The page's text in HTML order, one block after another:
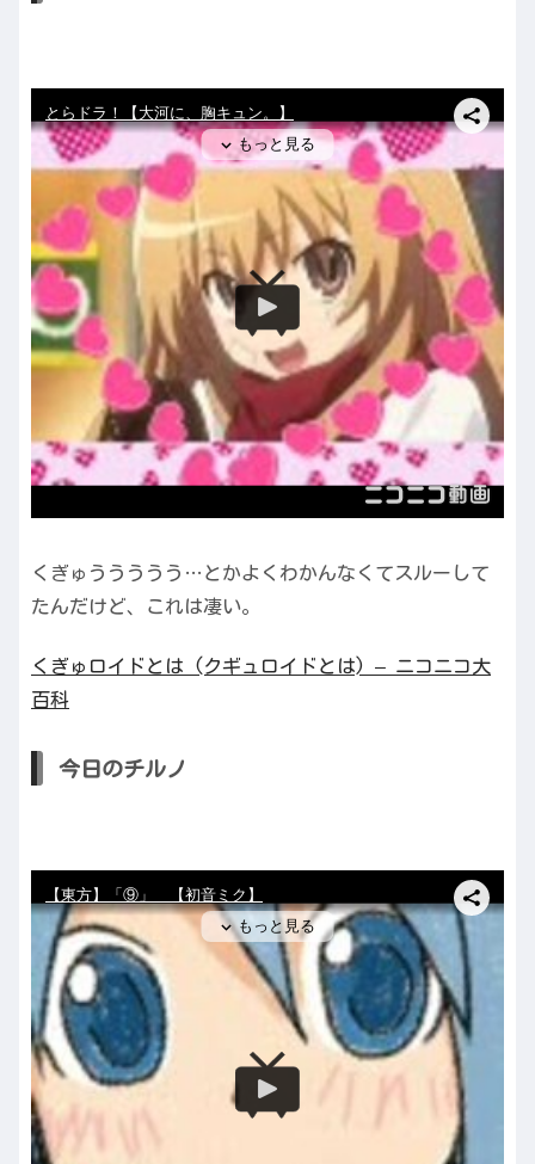
くぎゅううううう…とかよくわかんなくてスルーして
たんだけど、これは凄い。
くぎゅロイドとは (クギュロイドとは) – ニコニコ大
百科
今日のチルノ